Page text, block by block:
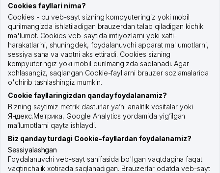
Cookies fayllari nima?
Cookies - bu veb-sayt sizning kompyuteringiz yoki mobil
qurilmangizda ishlatiladigan brauzerdan talab qiladigan kichik
ma'lumot. Cookies veb-saytida imtiyozlarni yoki xatti-
harakatlarini, shuningdek, foydalanuvchi apparat ma'lumotlarni,
sessiya sana va vaqtni aks ettiradi. Cookies sizning
kompyuteringiz yoki mobil qurilmangizda saqlanadi. Agar
xohlasangiz, saqlangan Cookie-fayllarni brauzer sozlamalarida
o'chirib tashlashingiz mumkin.
Cookie fayllaringizdan qanday foydalanamiz?
Bizning saytimiz metrik dasturlar ya’ni analitik vositalar yoki
Яндекс.Метрика, Google Analytics yordamida yig’ilgan
ma’lumotlarni qayta ishlaydi.
Biz qanday turdagi Cookie-fayllardan foydalanamiz?
Sessiyalashgan
Foydalanuvchi veb-sayt sahifasida bo'lgan vaqtdagina faqat
vaqtinchalik xotirada saqlanadigan. Brauzerlar odatda veb-sayt